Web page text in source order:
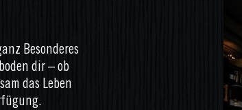
Besonderes
dir – ob
das Leben